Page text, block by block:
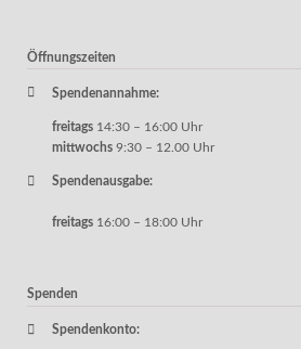
Öffnungszeiten
Spendenannahme:
freitags 14:30 – 16:00 Uhr
mittwochs 9:30 – 12.00 Uhr
Spendenausgabe:
freitags 16:00 – 18:00 Uhr
Spenden
Spendenkonto: